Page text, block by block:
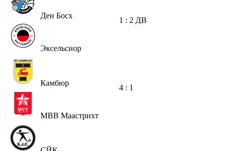
Ден Босх
Эксельсиор
1 : 2 ДВ
Камбюр
МВВ Маастрихт
4 : 1